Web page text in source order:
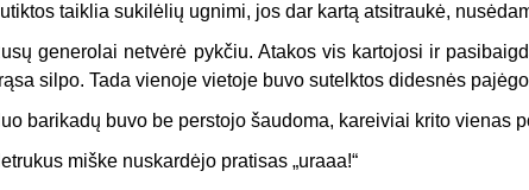
taiklia sukilėlių ugnimi, jos dar kartą atsitraukė,
generolai netvėrė pykčiu. Atakos vis kartojosi ir
silpo. Tada vienoje vietoje buvo sutelktos didesnės
barikadų buvo be perstojo šaudoma, kareiviai krito vienas
miške nuskardėjo pratisas „uraaa!“